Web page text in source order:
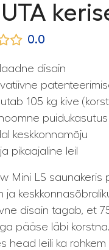
0.0
disain
105 kg kive
puidukasutus
keskkonnamõju
pikaajaline leil
Mini LS
ja
disain tagab, et
pääse läbi
head leili ka